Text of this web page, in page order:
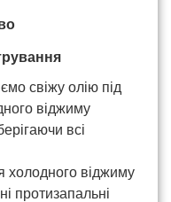
свіжу олію під
віджиму
всі
холодного віджиму
протизапальні